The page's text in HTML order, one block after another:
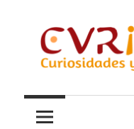
contenido
Curistoria
y
anécdotas